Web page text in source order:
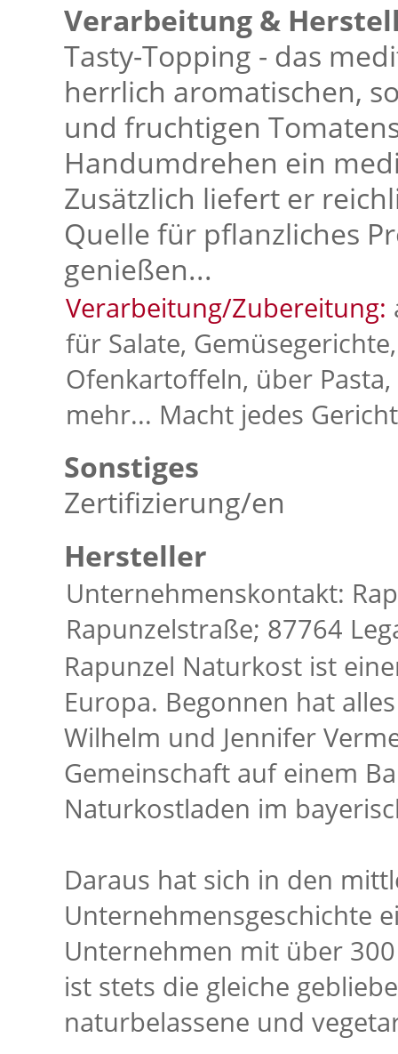
Verarbeitung &
Tasty-Topping - das
herrlich aromatischen,
und fruchtigen
Handumdrehen ein
Zusätzlich liefert er
Quelle für pflanzliches
genießen...
Verarbeitung/Zubereitung:
für Salate,
Ofenkartoffeln, über
mehr... Macht jedes
Sonstiges
Zertifizierung/en
Hersteller
Unternehmenskontakt:
Rapunzelstraße; 87764
Rapunzel Naturkost ist
Europa. Begonnen hat
Wilhelm und Jennifer
Gemeinschaft auf einem
Naturkostladen im
Daraus hat sich in den
Unternehmensgeschichte
Unternehmen mit über
ist stets die gleiche
naturbelassene und